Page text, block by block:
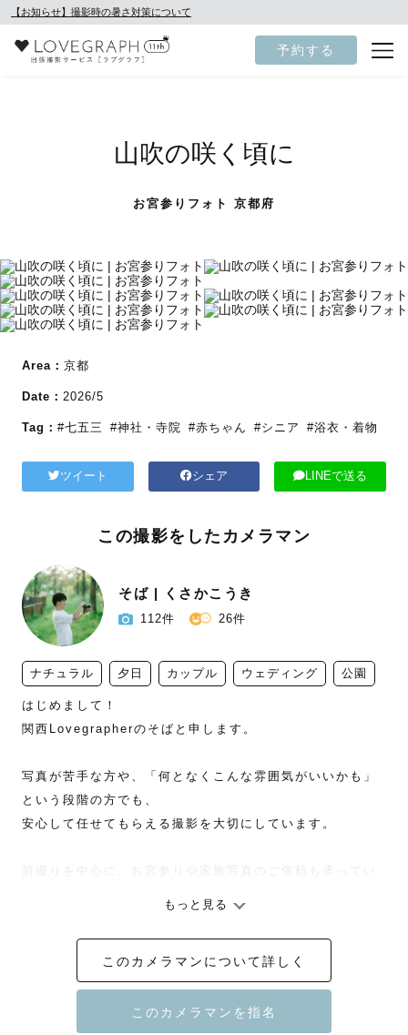
【お知らせ】撮影時の暑さ対策について
予約する
山吹の咲く頃に
お宮参りフォト 京都府
Area： 京都
Date： 2026/5
Tag： #七五三 #神社・寺院 #赤ちゃん #シニア #浴衣・着物
ツイート シェア LINEで送る
この撮影をしたカメラマン
そば | くさかこうき
112件 26件
ナチュラル 夕日 カップル ウェディング 公園
はじめまして！
関西Lovegrapherのそばと申します。
写真が苦手な方や、「何となくこんな雰囲気がいいかも」
という段階の方でも、
安心して任せてもらえる撮影を大切にしています。
前撮りを中心に、お宮参りや家族写真のご依頼も承ってい
ではなく、自然体で過ごす時間そのものを写真に残すこと
が大切だと考えています。
ナチュラルな色味や雰囲気を大切にしながら、その中でふ
と見せる自然な笑顔や、その場の空気感を残すことが得意
もっと見る
このカメラマンについて詳しく